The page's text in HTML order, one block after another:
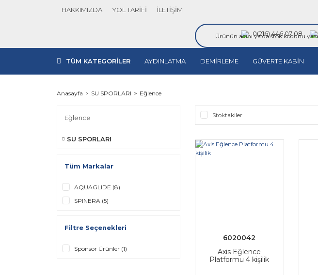
HAKKIMIZDA YOL TARİFİ İLETİŞİM
0(216) 446 07 08
TÜM KATEGORİLER AYDINLATMA DEMİRLEME GÜVERTE KABİN
Anasayfa SU SPORLARI Eğlence
Eğlence
SU SPORLARI
Tüm Markalar
AQUAGLIDE (8)
SPINERA (5)
Filtre Seçenekleri
Sponsor Ürünler (1)
Stoktakiler
6020042
Axis Eğlence
Platformu 4 kişilik